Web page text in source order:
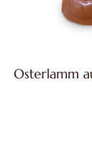
Osterlamm